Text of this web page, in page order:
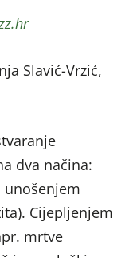
zjzz
Slavić-Vrzić,
dva načina:
unošenjem
Cijepljenjem
mrtve